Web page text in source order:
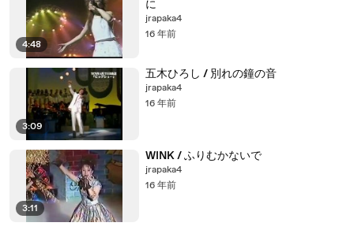
4:48
に
jrapaka4
16 年前
3:09
五木ひろし / 別れの鐘の音
jrapaka4
16 年前
3:11
WINK / ふりむかないで
jrapaka4
16 年前